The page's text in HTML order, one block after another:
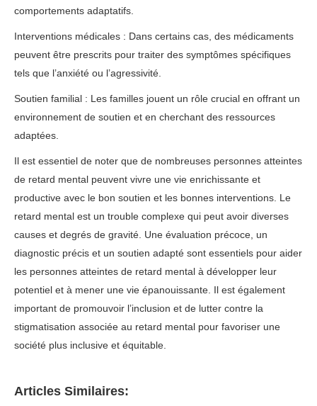
comportements adaptatifs.
Interventions médicales : Dans certains cas, des médicaments
peuvent être prescrits pour traiter des symptômes spécifiques
tels que l’anxiété ou l’agressivité.
Soutien familial : Les familles jouent un rôle crucial en offrant un
environnement de soutien et en cherchant des ressources
adaptées.
Il est essentiel de noter que de nombreuses personnes atteintes
de retard mental peuvent vivre une vie enrichissante et
productive avec le bon soutien et les bonnes interventions. Le
retard mental est un trouble complexe qui peut avoir diverses
causes et degrés de gravité. Une évaluation précoce, un
diagnostic précis et un soutien adapté sont essentiels pour aider
les personnes atteintes de retard mental à développer leur
potentiel et à mener une vie épanouissante. Il est également
important de promouvoir l’inclusion et de lutter contre la
stigmatisation associée au retard mental pour favoriser une
société plus inclusive et équitable.
Articles Similaires: